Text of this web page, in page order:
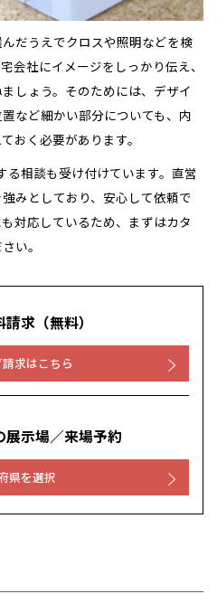
だうえでクロスや照明などを検
会社にイメージをしっかり伝え、
しょう。そのためには、デザイ
など細かい部分についても、内
おく必要があります。
る相談も受け付けています。直営
みとしており、安心して依頼で
対応しているため、まずはカタ
い。
請求（無料）
求はこちら
展示場／来場予約
県を選択